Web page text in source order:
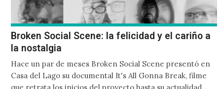
Broken Social Scene: la felicidad y el cariño a
la nostalgia
Hace un par de meses Broken Social Scene presentó en
Casa del Lago su documental It's All Gonna Break, filme
que retrata los inicios del proyecto hasta su actualidad